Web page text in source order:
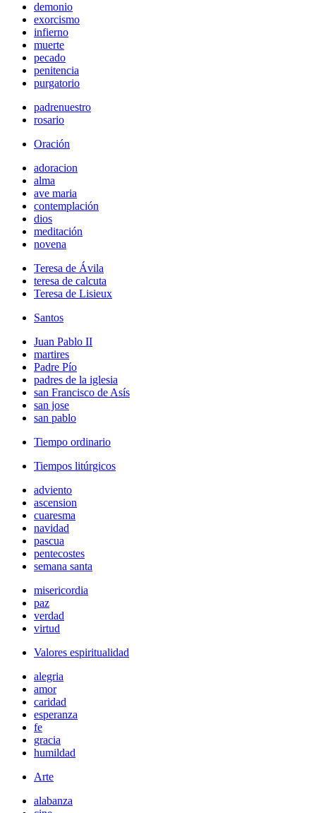
demonio
exorcismo
infierno
muerte
pecado
penitencia
purgatorio
padrenuestro
rosario
Oración
adoracion
alma
ave maria
contemplación
dios
meditación
novena
Teresa de Ávila
teresa de calcuta
Teresa de Lisieux
Santos
Juan Pablo II
martires
Padre Pío
padres de la iglesia
san Francisco de Asís
san jose
san pablo
Tiempo ordinario
Tiempos litúrgicos
adviento
ascension
cuaresma
navidad
pascua
pentecostes
semana santa
misericordia
paz
verdad
virtud
Valores espiritualidad
alegria
amor
caridad
esperanza
fe
gracia
humildad
Arte
alabanza